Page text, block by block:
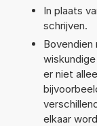
In plaats
schrijven.
Bovendien
er niet
elkaar